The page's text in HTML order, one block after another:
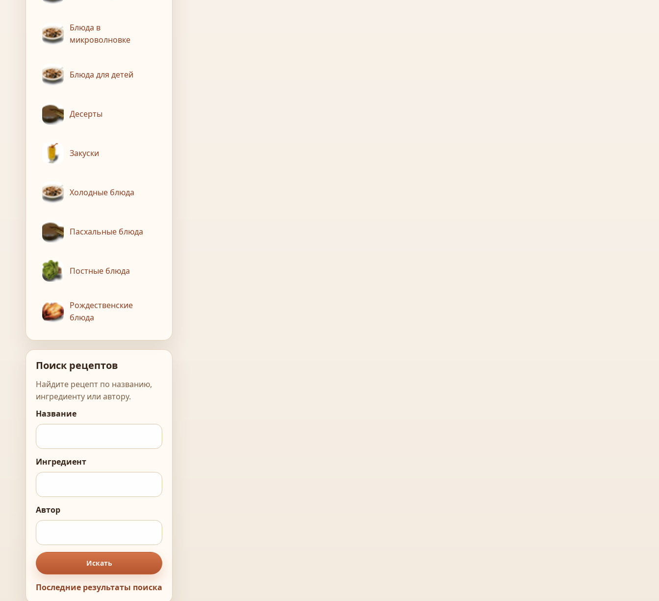
Блюда в
микроволновке
Блюда для детей
Десерты
Закуски
Холодные блюда
Пасхальные блюда
Постные блюда
Рождественские
блюда
Поиск рецептов
Найдите рецепт по названию,
ингредиенту или автору.
Название
Ингредиент
Автор
Искать
Последние результаты поиска